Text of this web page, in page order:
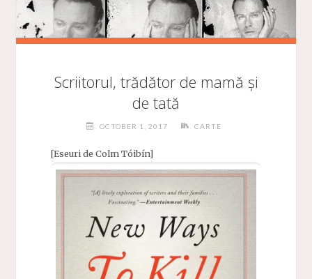
Scriitorul, trădător de mamă și
de tată
OCTOBER 1, 2017 CARTE
[Eseuri de Colm Tóibín]